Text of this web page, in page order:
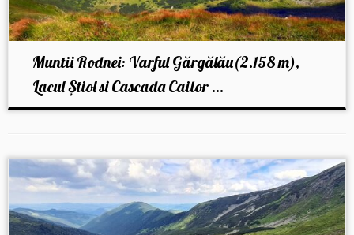
Muntii Rodnei: Varful Gărgălău(2.158 m),
Lacul Ştiol si Cascada Cailor ...